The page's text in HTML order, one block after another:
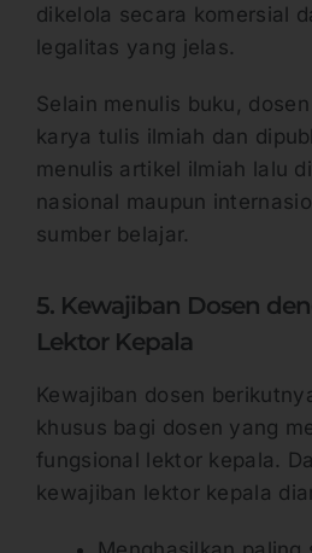
dikelola secara komersial
legalitas yang jelas.
Selain menulis buku,
karya tulis ilmiah dan
menulis artikel ilmiah lalu
nasional maupun
sumber belajar.
5. Kewajiban Dosen
Lektor Kepala
Kewajiban dosen
khusus bagi dosen yang
fungsional lektor kepala.
kewajiban lektor kepala